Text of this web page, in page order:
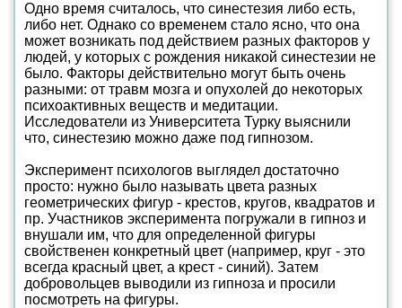
Одно время считалось, что синестезия либо есть,
либо нет. Однако со временем стало ясно, что она
может возникать под действием разных факторов у
людей, у которых с рождения никакой синестезии не
было. Факторы действительно могут быть очень
разными: от травм мозга и опухолей до некоторых
психоактивных веществ и медитации.
Исследователи из Университета Турку выяснили
что, синестезию можно даже под гипнозом.
Эксперимент психологов выглядел достаточно
просто: нужно было называть цвета разных
геометрических фигур - крестов, кругов, квадратов и
пр. Участников эксперимента погружали в гипноз и
внушали им, что для определенной фигуры
свойственен конкретный цвет (например, круг - это
всегда красный цвет, а крест - синий). Затем
добровольцев выводили из гипноза и просили
посмотреть на фигуры.